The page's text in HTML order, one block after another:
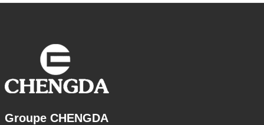
Groupe CHENGDA